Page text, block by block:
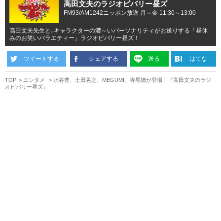
高田文夫のラジオビバリー昼ズ
FM93/AM1242ニッポン放送 月～金 11:30～13:00
高田文夫先生と､キャラクターの濃～いパーソナリティがお送りする「昼休
みのお笑いバラエティー」ラジオビバリー昼ズ！
ツイートする シェアする 送る はてな
TOP エンタメ
水谷豊、土田晃之、MEGUMI、寺尾聰が登場！『高田文夫のラジ
オビバリー昼ズ』